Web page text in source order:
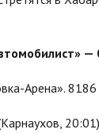
—
Арена». 8186